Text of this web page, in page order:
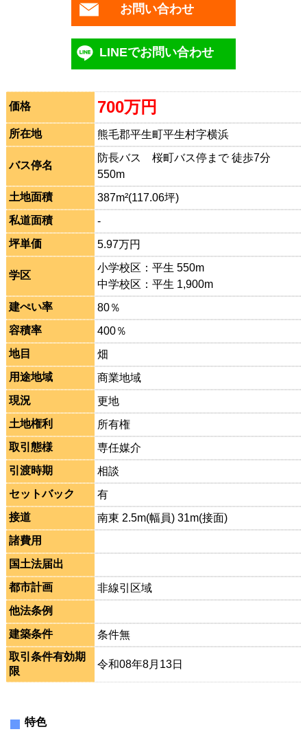
お問い合わせ
LINEでお問い合わせ
価格 700万円
所在地 熊毛郡平生町平生村字横浜
バス停名
防長バス 桜町バス停まで 徒歩7分
550m
土地面積
387m²(117.06坪)
私道面積
-
坪単価
5.97万円
学区
小学校区：平生 550m
中学校区：平生 1,900m
建ぺい率
80％
容積率
400％
地目
畑
用途地域
商業地域
現況
更地
土地権利
所有権
取引態様
専任媒介
引渡時期
相談
セットバック
有
接道
南東 2.5m(幅員) 31m(接面)
諸費用
国土法届出
都市計画
非線引区域
他法条例
建築条件
条件無
取引条件有効期
限
令和08年8月13日
特色